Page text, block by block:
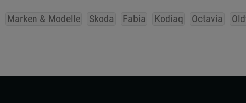
Marken & Modelle Skoda Fabia Kodiaq Octavia